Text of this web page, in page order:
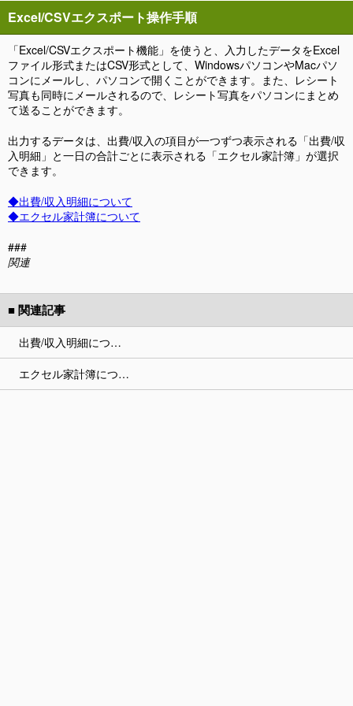
Excel/CSVエクスポート操作手順
「Excel/CSVエクスポート機能」を使うと、入力したデータをExcel
ファイル形式またはCSV形式として、WindowsパソコンやMacパソ
コンにメールし、パソコンで開くことができます。また、レシート
写真も同時にメールされるので、レシート写真をパソコンにまとめ
て送ることができます。
出力するデータは、出費/収入の項目が一つずつ表示される「出費/収
入明細」と一日の合計ごとに表示される「エクセル家計簿」が選択
できます。
◆出費/収入明細について
◆エクセル家計簿について
###
関連
■ 関連記事
出費/収入明細につ…
エクセル家計簿につ…